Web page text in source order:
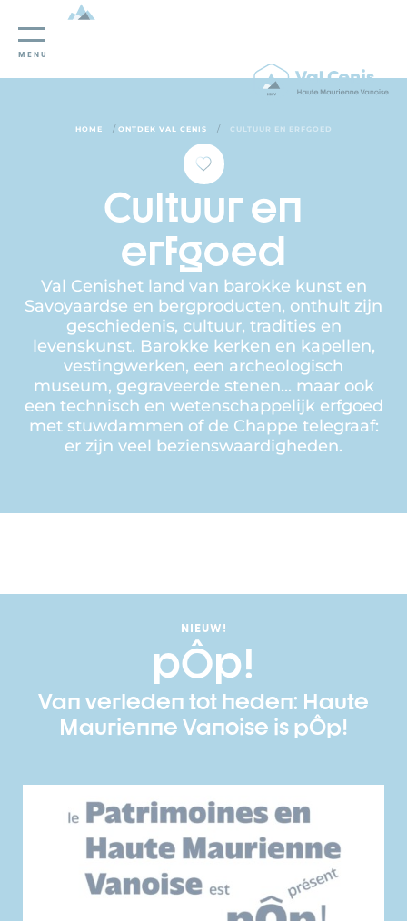
Cookies beheer paneel
MENU
HOME / ONTDEK VAL CENIS / CULTUUR EN ERFGOED
Cultuur en
erfgoed
Val Cenishet land van barokke kunst en
Savoyaardse en bergproducten, onthult zijn
geschiedenis, cultuur, tradities en
levenskunst. Barokke kerken en kapellen,
vestingwerken, een archeologisch
museum, gegraveerde stenen... maar ook
een technisch en wetenschappelijk erfgoed
met stuwdammen of de Chappe telegraaf:
er zijn veel bezienswaardigheden.
NIEUW!
pÔp!
Van verleden tot heden: Haute
Maurienne Vanoise is pÔp!